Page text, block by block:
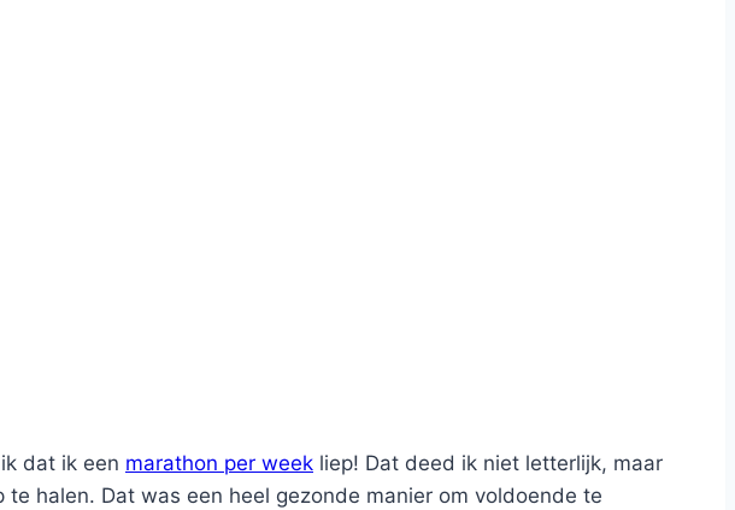
dat ik een marathon per week liep! Dat deed ik niet letterlijk, maar
halen. Dat was een heel gezonde manier om voldoende te